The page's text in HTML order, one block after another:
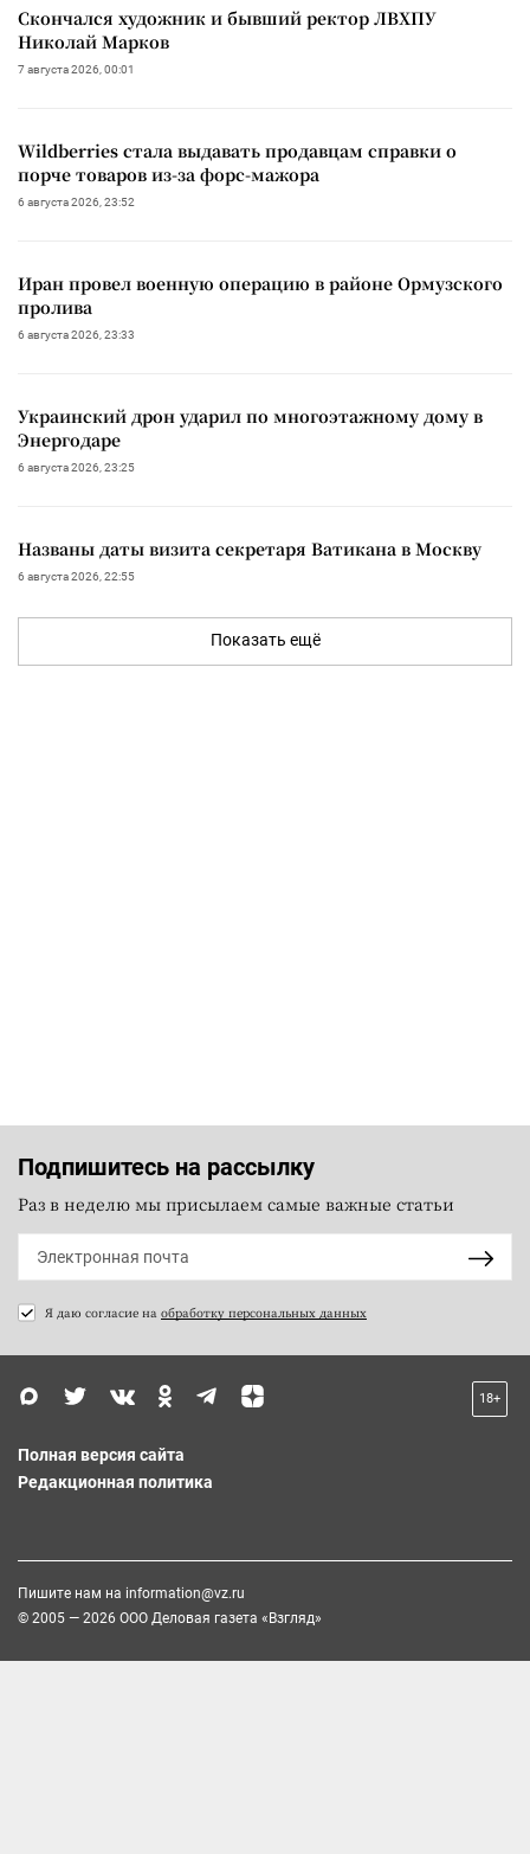
Скончался художник и бывший ректор ЛВХПУ
Николай Марков
7 августа 2026, 00:01
Wildberries стала выдавать продавцам справки о
порче товаров из-за форс-мажора
6 августа 2026, 23:52
Иран провел военную операцию в районе Ормузского
пролива
6 августа 2026, 23:33
Украинский дрон ударил по многоэтажному дому в
Энергодаре
6 августа 2026, 23:25
Названы даты визита секретаря Ватикана в Москву
6 августа 2026, 22:55
Показать ещё
Подпишитесь на рассылку
Раз в неделю мы присылаем самые важные статьи
Я даю согласие на обработку персональных данных
18+
Полная версия сайта
Редакционная политика
Пишите нам на information@vz.ru
© 2005 — 2026 ООО Деловая газета «Взгляд»